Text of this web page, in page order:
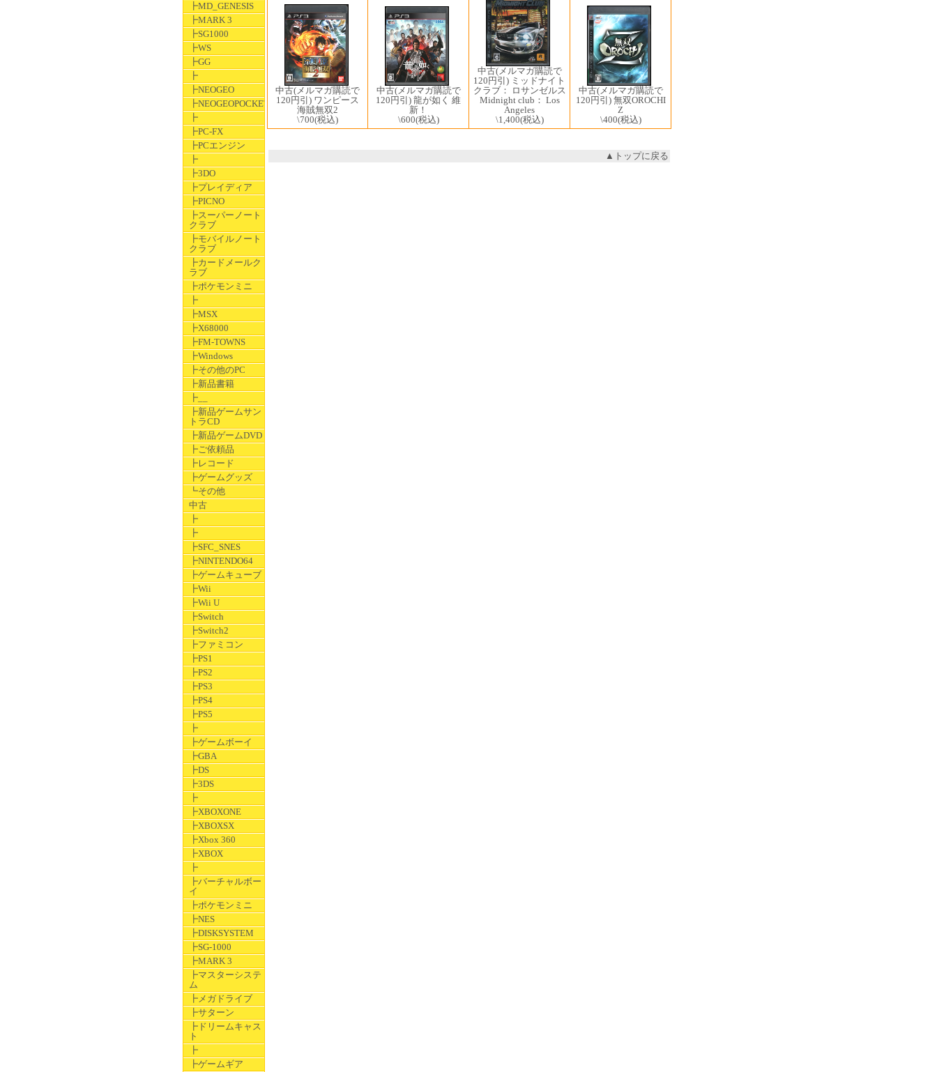
┣MD_GENESIS
┣MARK 3
┣SG1000
┣WS
┣GG
┣
┣NEOGEO
┣NEOGEOPOCKET
┣
┣PC-FX
┣PCエンジン
┣
┣3DO
┣プレイディア
┣PICNO
┣スーパーノート
クラブ
┣モバイルノート
クラブ
┣カードメールク
ラブ
┣ポケモンミニ
┣
┣MSX
┣X68000
┣FM-TOWNS
┣Windows
┣その他のPC
┣新品書籍
┣__
┣新品ゲームサン
トラCD
┣新品ゲームDVD
┣ご依頼品
┣レコード
┣ゲームグッズ
┗その他
中古
┣
┣
┣SFC_SNES
┣NINTENDO64
┣ゲームキューブ
┣Wii
┣Wii U
┣Switch
┣Switch2
┣ファミコン
┣PS1
┣PS2
┣PS3
┣PS4
┣PS5
┣
┣ゲームボーイ
┣GBA
┣DS
┣3DS
┣
┣XBOXONE
┣XBOXSX
┣Xbox 360
┣XBOX
┣
┣バーチャルボー
イ
┣ポケモンミニ
┣NES
┣DISKSYSTEM
┣SG-1000
┣MARK 3
┣マスターシステ
ム
┣メガドライブ
┣サターン
┣ドリームキャス
ト
┣
┣ゲームギア
中古(メルマガ購読で
120円引) ワンピース
海賊無双2
\700(税込)
中古(メルマガ購読で
120円引) 龍が如く 維
新！
\600(税込)
中古(メルマガ購読で
120円引) ミッドナイト
クラブ： ロサンゼルス
Midnight club： Los
Angeles
\1,400(税込)
中古(メルマガ購読で
120円引) 無双OROCHI
Z
\400(税込)
▲トップに戻る